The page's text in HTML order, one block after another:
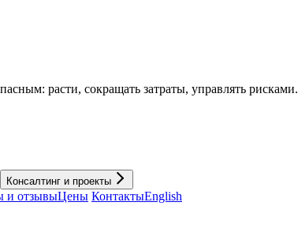
расти, cокращать затраты, управлять рисками.
Консалтинг и проекты
и отзывыЦены КонтактыEnglish